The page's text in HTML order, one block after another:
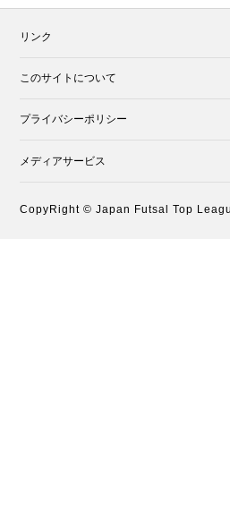
リンク
このサイトについて
プライバシーポリシー
メディアサービス
CopyRight © Japan Futsal Top